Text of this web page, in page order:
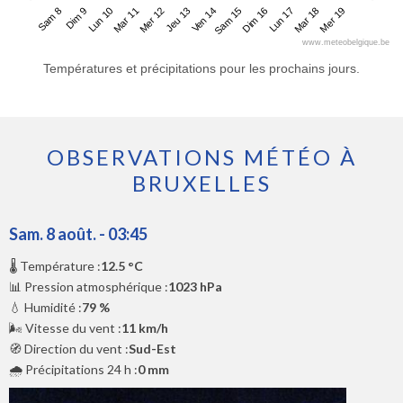
Sam 8Dim 9Lun 10Mar 11Mer 12Jeu 13Ven 14Sam 15Dim 16Lun 17Mar 18Mer 19
www.meteobelgique.be
Températures et précipitations pour les prochains jours.
OBSERVATIONS MÉTÉO À
BRUXELLES
Sam. 8 août. - 03:45
🌡️ Température :12.5 °C
📊 Pression atmosphérique :1023 hPa
💧 Humidité :79 %
🌬️ Vitesse du vent :11 km/h
🧭 Direction du vent :Sud-Est
🌧️ Précipitations 24 h :0 mm